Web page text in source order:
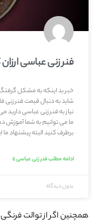
فنر زنی عباسی ارزان
خبر بد اینکه به مشکل
شاید به دنبال قیمت فنر زنی
نیاز به فنر زنی عباسی
ما می توانیم به شما آموزش
برطرف کنید البته پیشنهاد ما
ادامه مطلب فنر زنی عباسی »
بدون دیدگاه
همچنین اگر از توالت